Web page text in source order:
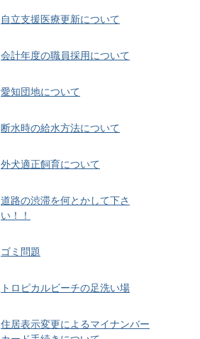
自立支援医療更新について
会計年度の職員採用について
愛知団地について
断水時の給水方法について
外犬適正飼育について
道路の渋滞を何とかして下さ
い！！
ゴミ問題
トロピカルビーチの足洗い場
住居表示変更によるマイナンバー